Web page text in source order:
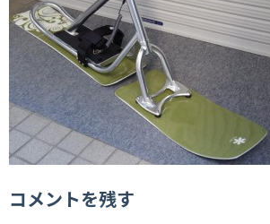
コメントを残す